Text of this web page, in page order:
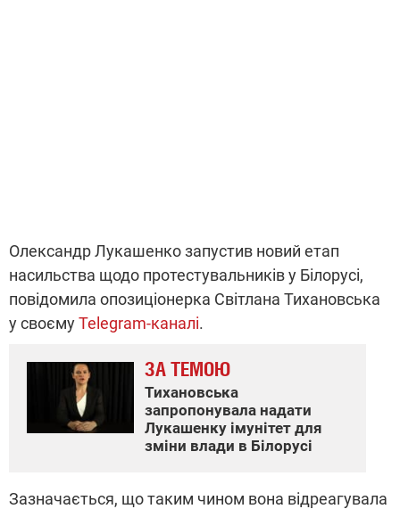
Олександр Лукашенко запустив новий етап
насильства щодо протестувальників у Білорусі,
повідомила опозиціонерка Світлана Тихановська
у своємуTelegram-каналі.
ЗА ТЕМОЮ
Тихановська
запропонувала надати
Лукашенку імунітет для
зміни влади в Білорусі
Зазначається, що таким чином вона відреагувала